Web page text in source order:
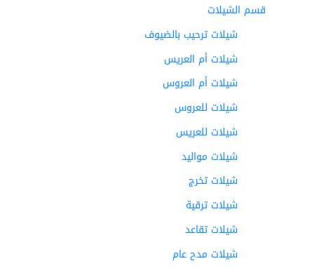
قسم الشيلات
شيلات ترحيب بالضيوف
شيلات أم العريس
شيلات أم العروس
شيلات للعروس
شيلات للعريس
شيلات مواليد
شيلات تخرج
شيلات ترقية
شيلات تقاعد
شيلات مدح عام